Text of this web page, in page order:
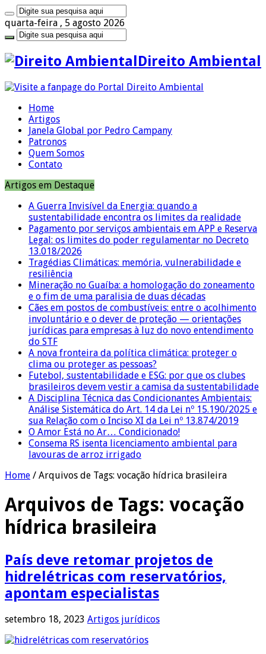
quarta-feira , 5 agosto 2026
Direito Ambiental
Home
Artigos
Janela Global por Pedro Campany
Patronos
Quem Somos
Contato
Artigos em Destaque
A Guerra Invisível da Energia: quando a
sustentabilidade encontra os limites da realidade
Pagamento por serviços ambientais em APP e Reserva
Legal: os limites do poder regulamentar no Decreto
13.018/2026
Tragédias Climáticas: memória, vulnerabilidade e
resiliência
Mineração no Guaíba: a homologação do zoneamento
e o fim de uma paralisia de duas décadas
Cães em postos de combustíveis: entre o acolhimento
involuntário e o dever de proteção — orientações
jurídicas para empresas à luz do novo entendimento
do STF
A nova fronteira da política climática: proteger o
clima ou proteger as pessoas?
Futebol, sustentabilidade e ESG: por que os clubes
brasileiros devem vestir a camisa da sustentabilidade
A Disciplina Técnica das Condicionantes Ambientais:
Análise Sistemática do Art. 14 da Lei nº 15.190/2025 e
sua Relação com o Inciso XI da Lei nº 13.874/2019
O Amor Está no Ar… Condicionado!
Consema RS isenta licenciamento ambiental para
lavouras de arroz irrigado
Home / Arquivos de Tags: vocação hídrica brasileira
Arquivos de Tags: vocação
hídrica brasileira
País deve retomar projetos de
hidrelétricas com reservatórios,
apontam especialistas
setembro 18, 2023 Artigos jurídicos